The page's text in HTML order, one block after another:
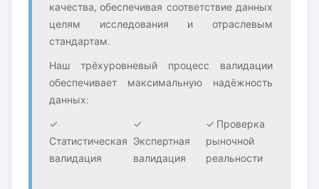
качества, обеспечивая соответствие данных
целям исследования и отраслевым
стандартам.
Наш трёхуровневый процесс валидации
обеспечивает максимальную надёжность
данных:
✓
Статистическая
валидация
✓
Экспертная
валидация
✓ Проверка
рыночной
реальности